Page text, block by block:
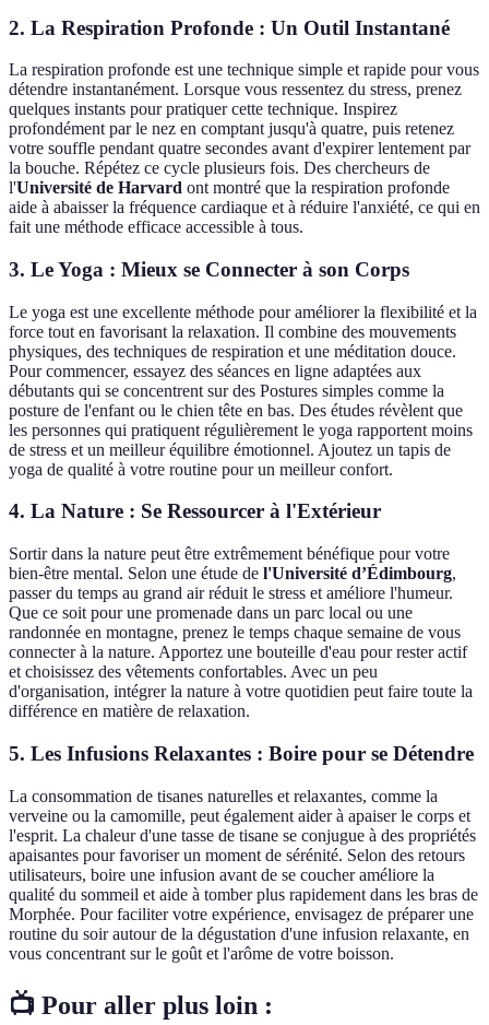
2. La Respiration Profonde : Un Outil Instantané
La respiration profonde est une technique simple et rapide pour vous
détendre instantanément. Lorsque vous ressentez du stress, prenez
quelques instants pour pratiquer cette technique. Inspirez
profondément par le nez en comptant jusqu'à quatre, puis retenez
votre souffle pendant quatre secondes avant d'expirer lentement par
la bouche. Répétez ce cycle plusieurs fois. Des chercheurs de
l'Université de Harvard ont montré que la respiration profonde
aide à abaisser la fréquence cardiaque et à réduire l'anxiété, ce qui en
fait une méthode efficace accessible à tous.
3. Le Yoga : Mieux se Connecter à son Corps
Le yoga est une excellente méthode pour améliorer la flexibilité et la
force tout en favorisant la relaxation. Il combine des mouvements
physiques, des techniques de respiration et une méditation douce.
Pour commencer, essayez des séances en ligne adaptées aux
débutants qui se concentrent sur des Postures simples comme la
posture de l'enfant ou le chien tête en bas. Des études révèlent que
les personnes qui pratiquent régulièrement le yoga rapportent moins
de stress et un meilleur équilibre émotionnel. Ajoutez un tapis de
yoga de qualité à votre routine pour un meilleur confort.
4. La Nature : Se Ressourcer à l'Extérieur
Sortir dans la nature peut être extrêmement bénéfique pour votre
bien-être mental. Selon une étude de l'Université d’Édimbourg,
passer du temps au grand air réduit le stress et améliore l'humeur.
Que ce soit pour une promenade dans un parc local ou une
randonnée en montagne, prenez le temps chaque semaine de vous
connecter à la nature. Apportez une bouteille d'eau pour rester actif
et choisissez des vêtements confortables. Avec un peu
d'organisation, intégrer la nature à votre quotidien peut faire toute la
différence en matière de relaxation.
5. Les Infusions Relaxantes : Boire pour se Détendre
La consommation de tisanes naturelles et relaxantes, comme la
verveine ou la camomille, peut également aider à apaiser le corps et
l'esprit. La chaleur d'une tasse de tisane se conjugue à des propriétés
apaisantes pour favoriser un moment de sérénité. Selon des retours
utilisateurs, boire une infusion avant de se coucher améliore la
qualité du sommeil et aide à tomber plus rapidement dans les bras de
Morphée. Pour faciliter votre expérience, envisagez de préparer une
routine du soir autour de la dégustation d'une infusion relaxante, en
vous concentrant sur le goût et l'arôme de votre boisson.
📺 Pour aller plus loin :